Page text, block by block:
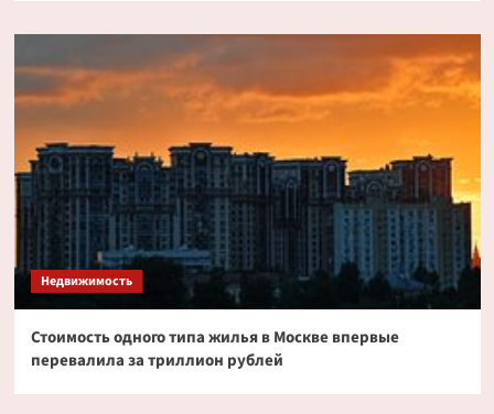
Недвижимость
Стоимость одного типа жилья в Москве впервые
перевалила за триллион рублей